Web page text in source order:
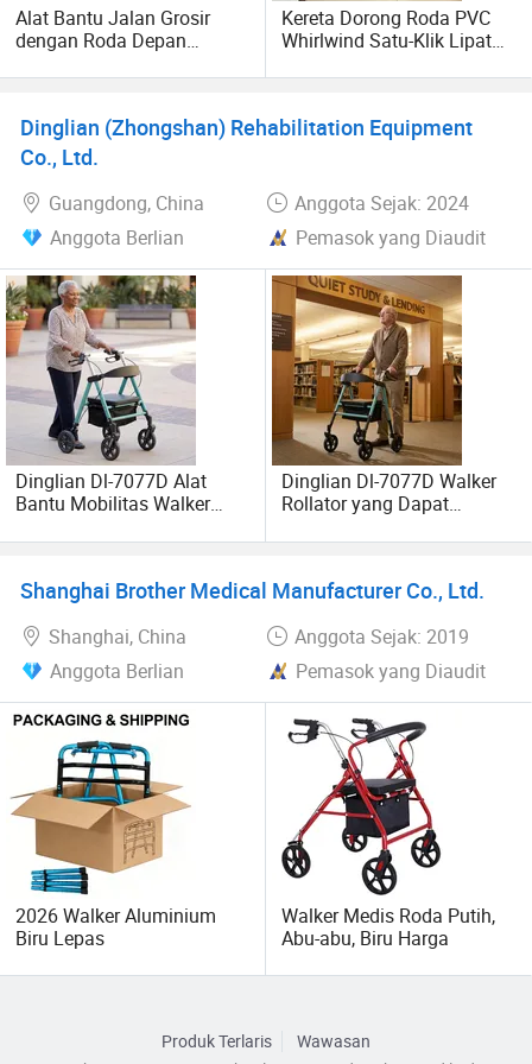
negara di seluruh dunia selama bertahun-tahun. Kita
berkomitmen untuk menjadi mitra terpercaya dalam
industri medis dan menyediakan produk dan layanan
Alat Bantu Jalan Grosir
dengan Roda Depan
Dapat Disesuaikan dan
Kereta Dorong Roda PVC
Whirlwind Satu-Klik Lipat
Dinglian (Zhongshan) Rehabilitation Equipment
Co., Ltd.
Guangdong, China
Anggota Sejak: 2024
Anggota Berlian
Pemasok yang Diaudit
Dinglian Dl-7077D Alat
Bantu Mobilitas Walker
Pasien
Dinglian Dl-7077D Walker
Rollator yang Dapat
dan Rem Andador untuk
Shanghai Brother Medical Manufacturer Co., Ltd.
Shanghai, China
Anggota Sejak: 2019
Anggota Berlian
Pemasok yang Diaudit
2026 Walker Aluminium
Biru Lepas
Walker Medis Roda Putih,
Abu-abu, Biru Harga
Produk Terlaris
Wawasan